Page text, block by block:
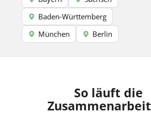
Baden-Württemberg
München
Berlin
So läuft die